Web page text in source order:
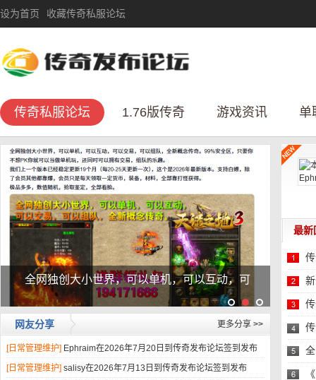
设为首页 收藏传奇私服论坛
传奇私服论坛 1.76版传奇 游戏资讯 单
全网独创大小世界，可以单机，可以互动，可
网友分享 更多分享 >>
[日常管理维护] Ephraim在2026年7月20日到传奇发布论坛签到发布
[日常管理维护] salisy在2026年7月13日到传奇发布论坛签到发布
最新